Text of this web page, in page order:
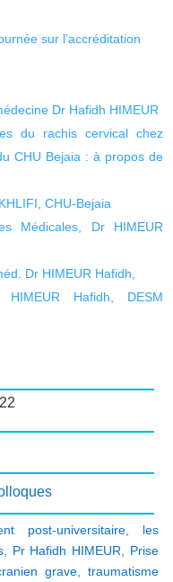
sur l’accréditation
Dr Hafidh HIMEUR
du rachis cervical chez
CHU Bejaia : à propos de
CHU-Bejaia
Médicales, Dr HIMEUR
Dr HIMEUR Hafidh,
Hafidh, DESM
post-universitaire, les
Pr Hafidh HIMEUR
Prise
grave, traumatisme